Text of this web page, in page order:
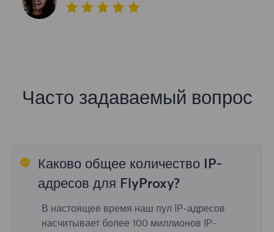
Часто задаваемый вопрос
Каково общее количество IP-
адресов для FlyProxy?
В настоящее время наш пул IP-адресов
насчитывает более 100 миллионов IP-